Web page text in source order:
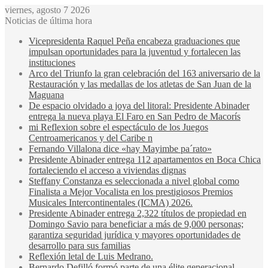
viernes, agosto 7 2026
Noticias de última hora
Vicepresidenta Raquel Peña encabeza graduaciones que
impulsan oportunidades para la juventud y fortalecen las
instituciones
Arco del Triunfo la gran celebración del 163 aniversario de la
Restauración y las medallas de los atletas de San Juan de la
Maguana
De espacio olvidado a joya del litoral: Presidente Abinader
entrega la nueva playa El Faro en San Pedro de Macorís
mi Reflexion sobre el espectáculo de los Juegos
Centroamericanos y del Caribe n
Fernando Villalona dice «hay Mayimbe pa´rato»
Presidente Abinader entrega 112 apartamentos en Boca Chica
fortaleciendo el acceso a viviendas dignas
Steffany Constanza es seleccionada a nivel global como
Finalista a Mejor Vocalista en los prestigiosos Premios
Musicales Intercontinentales (ICMA) 2026.
Presidente Abinader entrega 2,322 títulos de propiedad en
Domingo Savio para beneficiar a más de 9,000 personas;
garantiza seguridad jurídica y mayores oportunidades de
desarrollo para sus familias
Reflexión letal de Luis Medrano.